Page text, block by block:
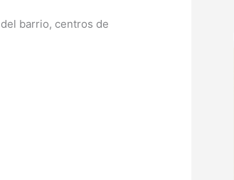
barrio, centros de